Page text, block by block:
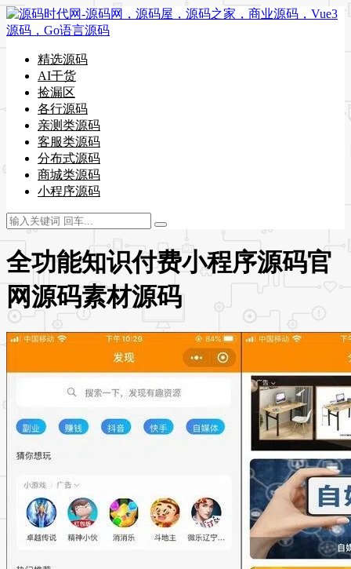
精选源码
AI干货
捡漏区
各行源码
亲测类源码
客服类源码
分布式源码
商城类源码
小程序源码
全功能知识付费小程序源码官
网源码素材源码